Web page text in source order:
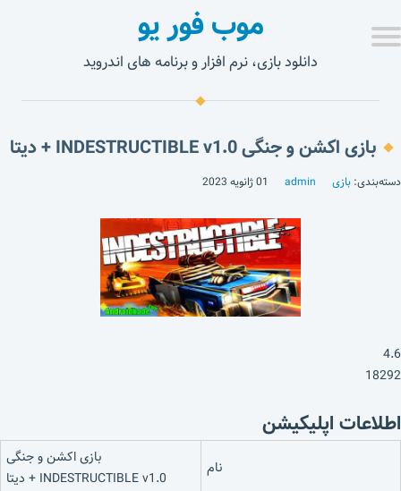
موب فور یو
دانلود بازی، نرم افزار و برنامه های اندروید
بازی اکشن و جنگی INDESTRUCTIBLE v1.0 + دیتا
دسته‌بندی: بازی admin 01 ژانویه 2023
4.6
18292
اطلاعات اپلیکیشن
نام
بازی اکشن و جنگی
INDESTRUCTIBLE v1.0 + دیتا